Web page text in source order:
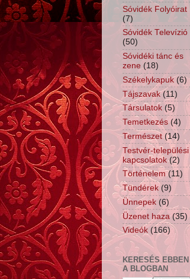
Sóvidék Folyóirat
(7)
Sóvidék Televízió
(50)
Sóvidéki tánc és
zene (18)
Székelykapuk (6)
Tájszavak (11)
Társulatok (5)
Temetkezés (4)
Természet (14)
Testvér-települési
kapcsolatok (2)
Történelem (11)
Tündérek (9)
Ünnepek (6)
Üzenet haza (35)
Videók (166)
KERESÉS EBBEN
A BLOGBAN